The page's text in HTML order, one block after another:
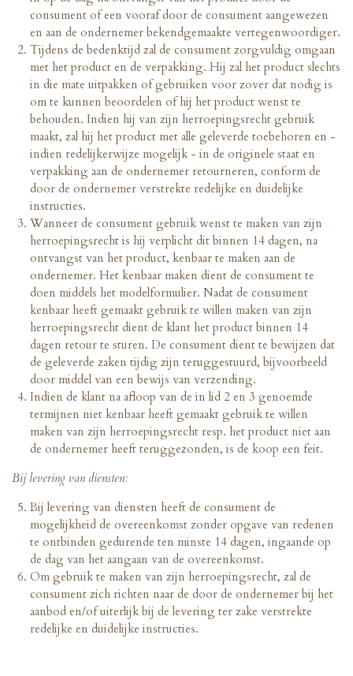
consument of een vooraf door de consument aangewezen
en aan de ondernemer bekendgemaakte vertegenwoordiger.
Tijdens de bedenktijd zal de consument zorgvuldig omgaan
met het product en de verpakking. Hij zal het product slechts
in die mate uitpakken of gebruiken voor zover dat nodig is
om te kunnen beoordelen of hij het product wenst te
behouden. Indien hij van zijn herroepingsrecht gebruik
maakt, zal hij het product met alle geleverde toebehoren en -
indien redelijkerwijze mogelijk - in de originele staat en
verpakking aan de ondernemer retourneren, conform de
door de ondernemer verstrekte redelijke en duidelijke
instructies.
Wanneer de consument gebruik wenst te maken van zijn
herroepingsrecht is hij verplicht dit binnen 14 dagen, na
ontvangst van het product, kenbaar te maken aan de
ondernemer. Het kenbaar maken dient de consument te
doen middels het modelformulier. Nadat de consument
kenbaar heeft gemaakt gebruik te willen maken van zijn
herroepingsrecht dient de klant het product binnen 14
dagen retour te sturen. De consument dient te bewijzen dat
de geleverde zaken tijdig zijn teruggestuurd, bijvoorbeeld
door middel van een bewijs van verzending.
Indien de klant na afloop van de in lid 2 en 3 genoemde
termijnen niet kenbaar heeft gemaakt gebruik te willen
maken van zijn herroepingsrecht resp. het product niet aan
de ondernemer heeft teruggezonden, is de koop een feit.
Bij levering van diensten:
Bij levering van diensten heeft de consument de
mogelijkheid de overeenkomst zonder opgave van redenen
te ontbinden gedurende ten minste 14 dagen, ingaande op
de dag van het aangaan van de overeenkomst.
Om gebruik te maken van zijn herroepingsrecht, zal de
consument zich richten naar de door de ondernemer bij het
aanbod en/of uiterlijk bij de levering ter zake verstrekte
redelijke en duidelijke instructies.